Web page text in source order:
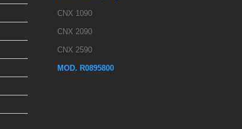
CNX 1090
CNX 2090
CNX 2590
MOD. R0895800